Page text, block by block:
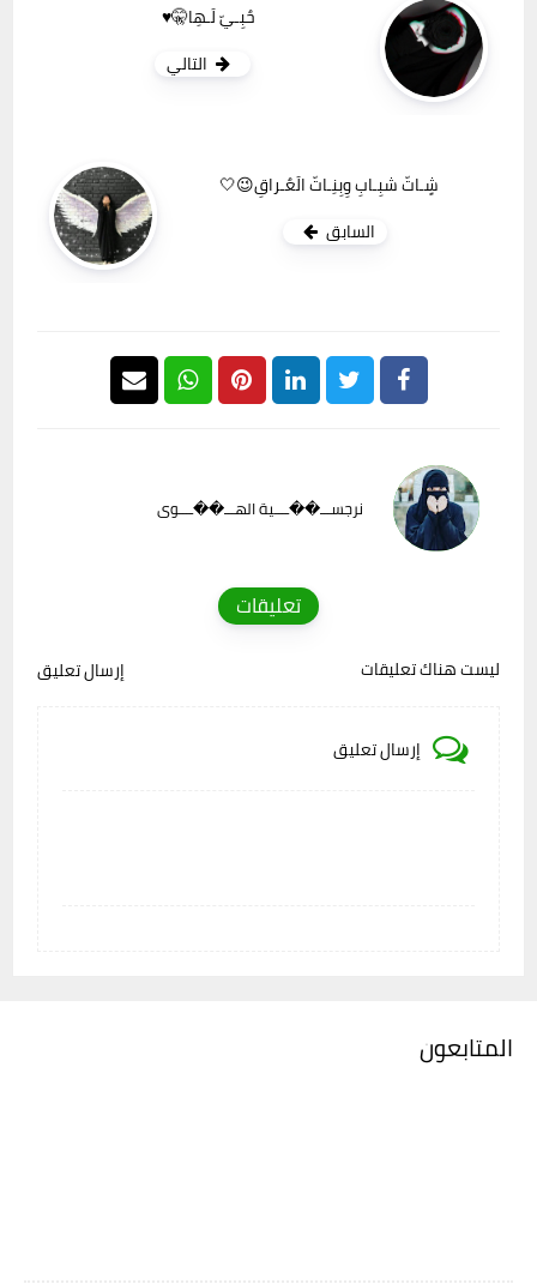
حٌبِـيّ لَـهِا🤫♥️
التالي
شٍـاتّ شبِـابِ وِبِنِـاتّ الَعٌـراقِ😉🤍
السابق
نرجســـ��ــــية الهـــ��ــــوى
تعليقات
ليست هناك تعليقات إرسال تعليق
إرسال تعليق
المتابعون